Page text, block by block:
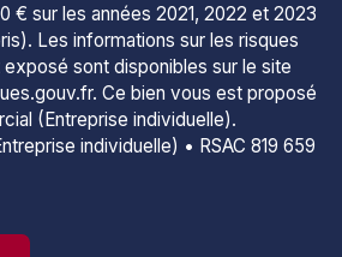
€ sur les années 2021, 2022 et 2023
Les informations sur les risques
sont disponibles sur le site
Ce bien vous est proposé
(Entreprise individuelle).
individuelle) • RSAC 819 659